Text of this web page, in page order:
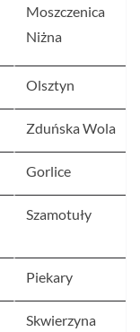
Moszczenica
Niżna
Olsztyn
Zduńska Wola
Gorlice
Szamotuły
Piekary
Skwierzyna